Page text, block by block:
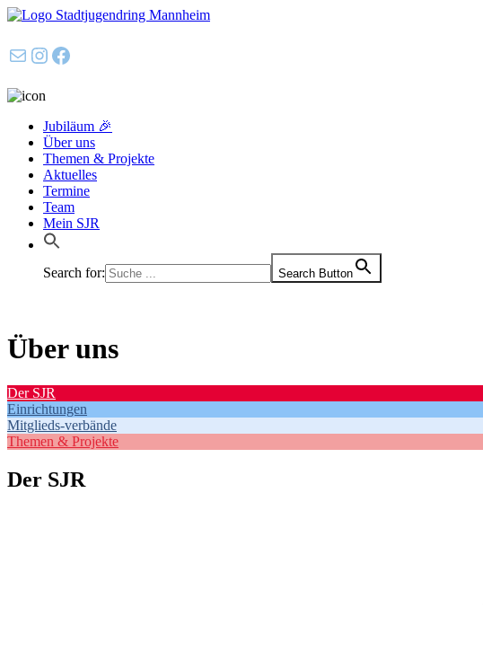
E-MailInstagram
Facebook
Jubiläum 🎉
Über uns
Themen & Projekte
Aktuelles
Termine
Team
Mein SJR
Search for: Search Button
Über uns
Der SJR
Einrichtungen
Mitglieds-verbände
Themen & Projekte
Der SJR